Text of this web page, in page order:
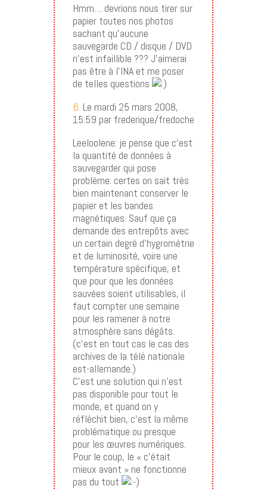
Hmm… devrions nous tirer sur
papier toutes nos photos
sachant qu’aucune
sauvegarde CD / disque / DVD
n’est infaillible ??? J’aimerai
pas être à l’INA et me poser
de telles questions
6. Le mardi 25 mars 2008,
15:59 par frederique/fredoche
Leeloolene: je pense que c’est
la quantité de données à
sauvegarder qui pose
problème: certes on sait très
bien maintenant conserver le
papier et les bandes
magnétiques. Sauf que ça
demande des entrepôts avec
un certain degré d’hygrométrie
et de luminosité, voire une
température spécifique, et
que pour que les données
sauvées soient utilisables, il
faut compter une semaine
pour les ramener à notre
atmosphère sans dégâts.
(c’est en tout cas le cas des
archives de la télé nationale
est-allemande.)
C’est une solution qui n’est
pas disponible pour tout le
monde, et quand on y
réfléchit bien, c’est la même
problématique ou presque
pour les œuvres numériques.
Pour le coup, le « c’était
mieux avant » ne fonctionne
pas du tout